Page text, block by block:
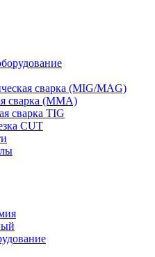
сварка (MIG/MAG)
сварка (MMA)
сварка TIG
CUT